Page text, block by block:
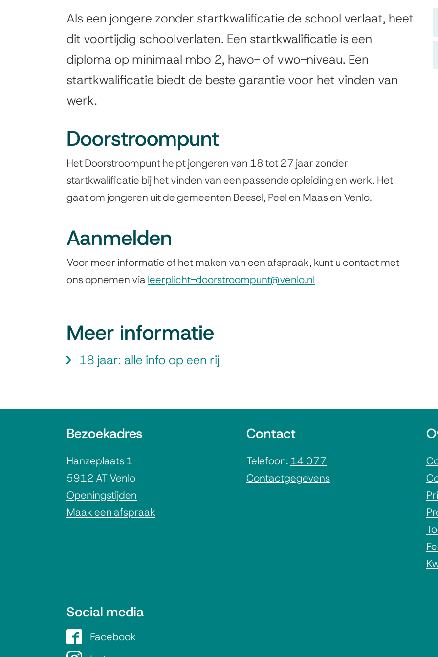
Voortijdig
schoolverlaten
AlgemeenAls een jongere zonder startkwalificatie de school verlaat, heet
dit voortijdig schoolverlaten. Een startkwalificatie is een
diploma op minimaal mbo 2, havo- of vwo-niveau. Een
startkwalificatie biedt de beste garantie voor het vinden van
werk.
Doorstroompunt
Het Doorstroompunt helpt jongeren van 18 tot 27 jaar zonder
startkwalificatie bij het vinden van een passende opleiding en werk. Het
gaat om jongeren uit de gemeenten Beesel, Peel en Maas en Venlo.
Aanmelden
Voor meer informatie of het maken van een afspraak, kunt u contact met
ons opnemen via leerplicht-doorstroompunt@venlo.nl
Meer informatie
18 jaar: alle info op een rij
Bezoekadres
Hanzeplaats 1
5912 AT Venlo
Openingstijden
Maak een afspraak
Contact
Telefoon: 14 077
Contactgegevens
Social media
Facebook